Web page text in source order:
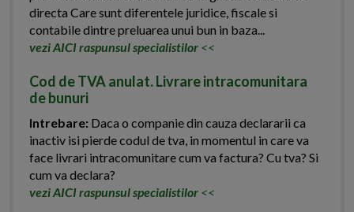
directa Care sunt diferentele juridice, fiscale si
contabile dintre preluarea unui bun in baza...
vezi AICI raspunsul specialistilor <<
Cod de TVA anulat. Livrare intracomunitara
de bunuri
Intrebare: Daca o companie din cauza declararii ca
inactiv isi pierde codul de tva, in momentul in care va
face livrari intracomunitare cum va factura? Cu tva? Si
cum va declara?
vezi AICI raspunsul specialistilor <<